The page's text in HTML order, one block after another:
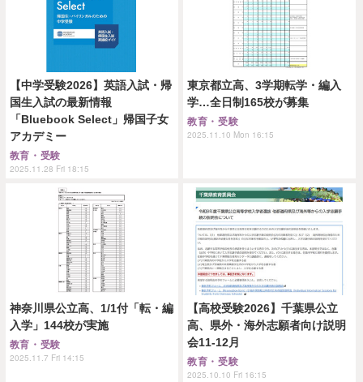
【中学受験2026】英語入試・帰
国生入試の最新情報
「Bluebook Select」帰国子女
アカデミー
教育・受験
2025.11.28 Fri 18:15
東京都立高、3学期転学・編入
学…全日制165校が募集
教育・受験
2025.11.10 Mon 16:15
神奈川県公立高、1/1付「転・編
入学」144校が実施
教育・受験
2025.11.7 Fri 14:15
【高校受験2026】千葉県公立
高、県外・海外志願者向け説明
会11-12月
教育・受験
2025.10.10 Fri 16:15